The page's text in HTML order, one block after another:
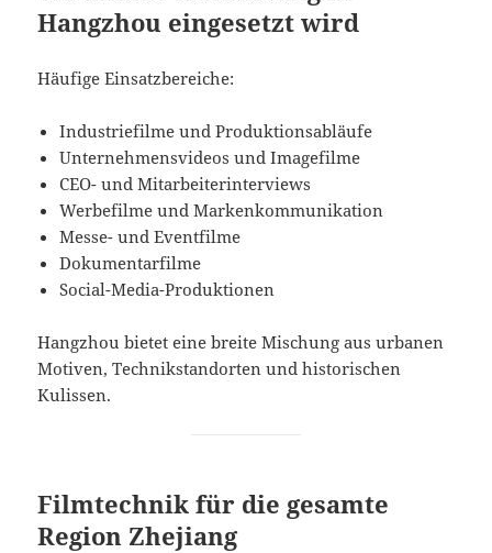
Hangzhou eingesetzt wird
Häufige Einsatzbereiche:
Industriefilme und Produktionsabläufe
Unternehmensvideos und Imagefilme
CEO- und Mitarbeiterinterviews
Werbefilme und Markenkommunikation
Messe- und Eventfilme
Dokumentarfilme
Social-Media-Produktionen
Hangzhou bietet eine breite Mischung aus urbanen
Motiven, Technikstandorten und historischen
Kulissen.
Filmtechnik für die gesamte
Region Zhejiang